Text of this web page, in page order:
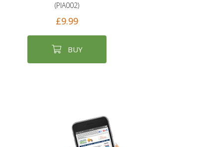
(PIA002)
£9.99
BUY